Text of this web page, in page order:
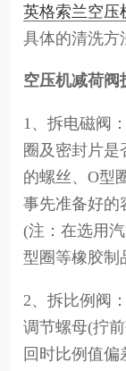
英格索兰空压
具体的清洗方
空压机减荷阀
1、拆电磁阀
圈及密封片是
的螺丝、O型
事先准备好的
(注：在选用
型圈等橡胶制
2、拆比例阀
调节螺母(拧
回时比例值偏